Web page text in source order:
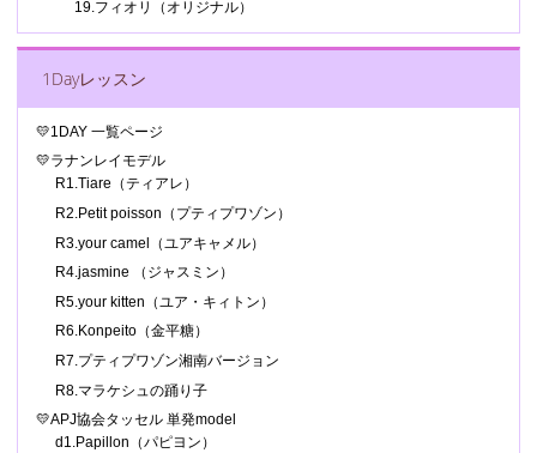
19.フィオリ（オリジナル）
1Dayレッスン
💛1DAY 一覧ページ
💛ラナンレイモデル
R1.Tiare（ティアレ）
R2.Petit poisson（プティプワゾン）
R3.your camel（ユアキャメル）
R4.jasmine （ジャスミン）
R5.your kitten（ユア・キィトン）
R6.Konpeito（金平糖）
R7.プティプワゾン湘南バージョン
R8.マラケシュの踊り子
💛APJ協会タッセル 単発model
d1.Papillon（パピヨン）